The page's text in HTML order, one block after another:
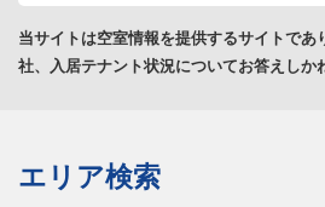
当サイトは空室情報を提供するサイトであ
社、入居テナント状況についてお答えしか
エリア検索